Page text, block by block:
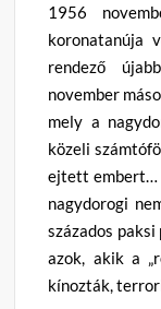
1956
koronatanúja
rendező
november
mely a
közeli
ejtett embert…
nagydorogi
százados
azok, akik a
kínozták,